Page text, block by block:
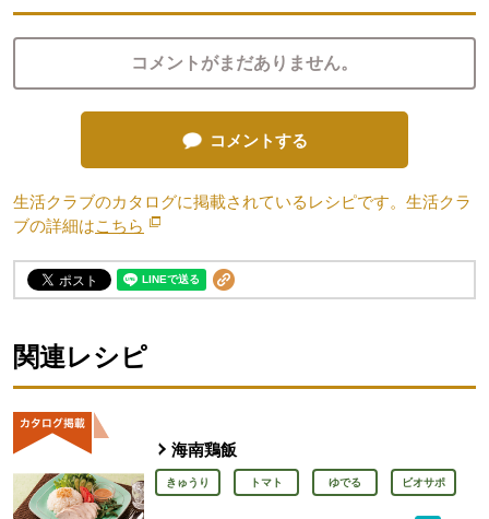
コメントがまだありません。
コメントする
生活クラブのカタログに掲載されているレシピです。生活クラ
ブの詳細はこちら 別のウィンドウで開きます。
関連レシピ
海南鶏飯
きゅうり トマト ゆでる ビオサポ